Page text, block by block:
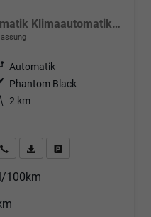
Trend 1.0 T-GDI 90PS Automatik Klimaautomatik Rückf.Kamera Parksensoren Sitzheizung Lenkradheizung Bluetooth Touchscreen Tempomat Apple CarPlay + Android Auto 16"LM
Getriebe Automatik
Phantom Black
Kilometerstand 2 km
Angebot anfordern
Fahrzeugexpose (PDF)
100km